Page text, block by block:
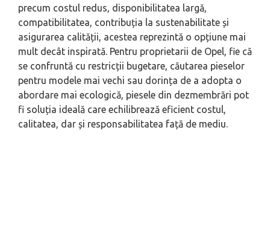
precum costul redus, disponibilitatea largă,
compatibilitatea, contribuția la sustenabilitate și
asigurarea calității, acestea reprezintă o opțiune mai
mult decât inspirată. Pentru proprietarii de Opel, fie că
se confruntă cu restricții bugetare, căutarea pieselor
pentru modele mai vechi sau dorința de a adopta o
abordare mai ecologică, piesele din dezmembrări pot
fi soluția ideală care echilibrează eficient costul,
calitatea, dar și responsabilitatea față de mediu.